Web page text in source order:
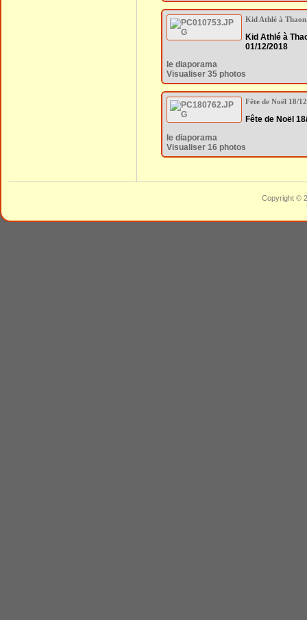
Kid Athlé à
Kid Athlé à
01/12/2018
le diaporama
Visualiser 35 photos
Fête de Noël 18/
Fête de Noël
le diaporama
Visualiser 16 photos
Copyright ©